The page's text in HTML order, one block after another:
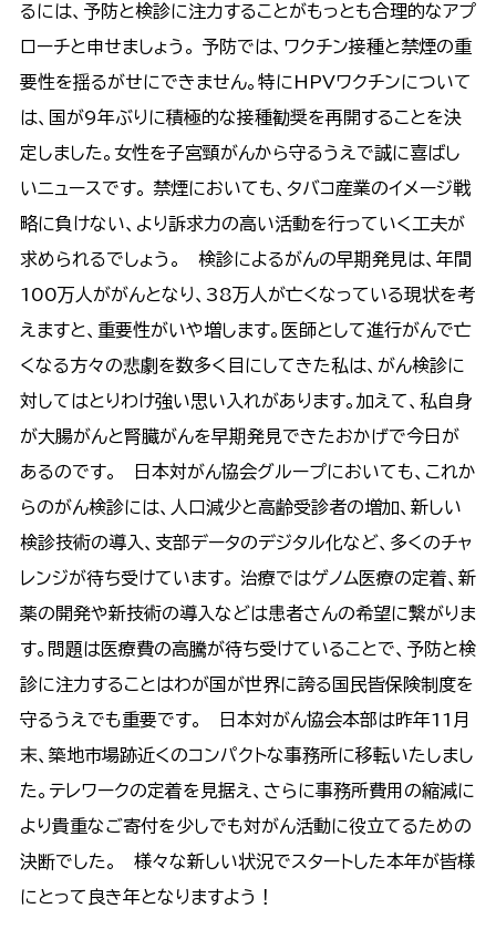
るには、予防と検診に注力することがもっとも合理的なアプ
ローチと申せましょう。 予防では、ワクチン接種と禁煙の重
要性を揺るがせにできません。特にHPVワクチンについて
は、国が9年ぶりに積極的な接種勧奨を再開することを決
定しました。女性を子宮頸がんから守るうえで誠に喜ばし
いニュースです。 禁煙においても、タバコ産業のイメージ戦
略に負けない、より訴求力の高い活動を行っていく工夫が
求められるでしょう。 検診によるがんの早期発見は、年間
100万人ががんとなり、38万人が亡くなっている現状を考
えますと、重要性がいや増します。医師として進行がんで亡
くなる方々の悲劇を数多く目にしてきた私は、がん検診に
対してはとりわけ強い思い入れがあります。加えて、私自身
が大腸がんと腎臓がんを早期発見できたおかげで今日が
あるのです。 日本対がん協会グループにおいても、これか
らのがん検診には、人口減少と高齢受診者の増加、新しい
検診技術の導入、支部データのデジタル化など、多くのチャ
レンジが待ち受けています。 治療ではゲノム医療の定着、新
薬の開発や新技術の導入などは患者さんの希望に繋がりま
す。問題は医療費の高騰が待ち受けていることで、予防と検
診に注力することはわが国が世界に誇る国民皆保険制度を
守るうえでも重要です。 日本対がん協会本部は昨年11月
末、築地市場跡近くのコンパクトな事務所に移転いたしまし
た。テレワークの定着を見据え、さらに事務所費用の縮減に
より貴重なご寄付を少しでも対がん活動に役立てるための
決断でした。 様々な新しい状況でスタートした本年が皆様
にとって良き年となりますよう！